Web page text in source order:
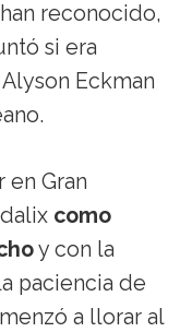
reconocido,
si era
Eckman
en Gran
como
y con la
paciencia de
a llorar al